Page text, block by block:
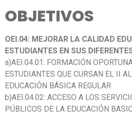
OBJETIVOS
OEI.04: MEJORAR LA CALIDAD
ESTUDIANTES EN SUS
a)AEI.04.01: FORMACIÓN
ESTUDIANTES QUE CURSAN EL II
EDUCACIÓN BÁSICA REGULAR
b)AEI.04.02: ACCESO A LOS
PÚBLICOS DE LA EDUCACIÓN